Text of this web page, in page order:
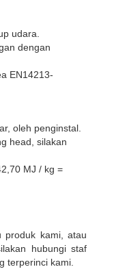
udara.
dengan
EN14213-
oleh penginstal.
head, silakan
MJ / kg =
produk kami, atau
hubungi staf
terperinci kami.